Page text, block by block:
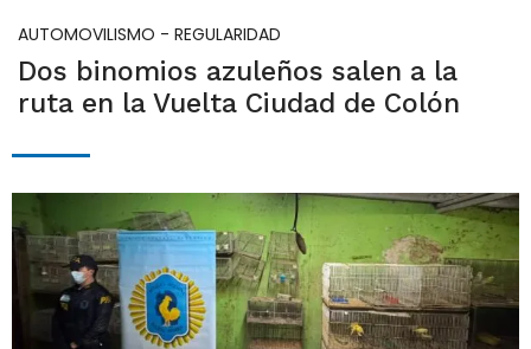
AUTOMOVILISMO - REGULARIDAD
Dos binomios azuleños salen a la
ruta en la Vuelta Ciudad de Colón